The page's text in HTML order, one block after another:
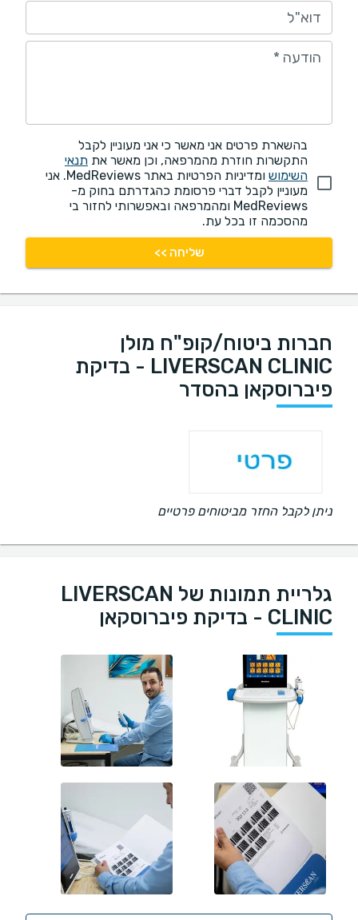
דוא"ל
הודעה *
בהשארת פרטים אני מאשר כי אני מעוניין לקבל
התקשרות חוזרת מהמרפאה, וכן מאשר את תנאי
השימוש
ומדיניות הפרטיות באתר MedReviews. אני
מעוניין לקבל דברי פרסומת כהגדרתם בחוק מ-
MedReviews ומהמרפאה ובאפשרותי לחזור בי
מהסכמה זו בכל עת.
שליחה >>
חברות ביטוח/קופ"ח מולן
LIVERSCAN CLINIC - בדיקת
פיברוסקאן בהסדר
ניתן לקבל החזר מביטוחים פרטיים
גלריית תמונות של LIVERSCAN
CLINIC - בדיקת פיברוסקאן